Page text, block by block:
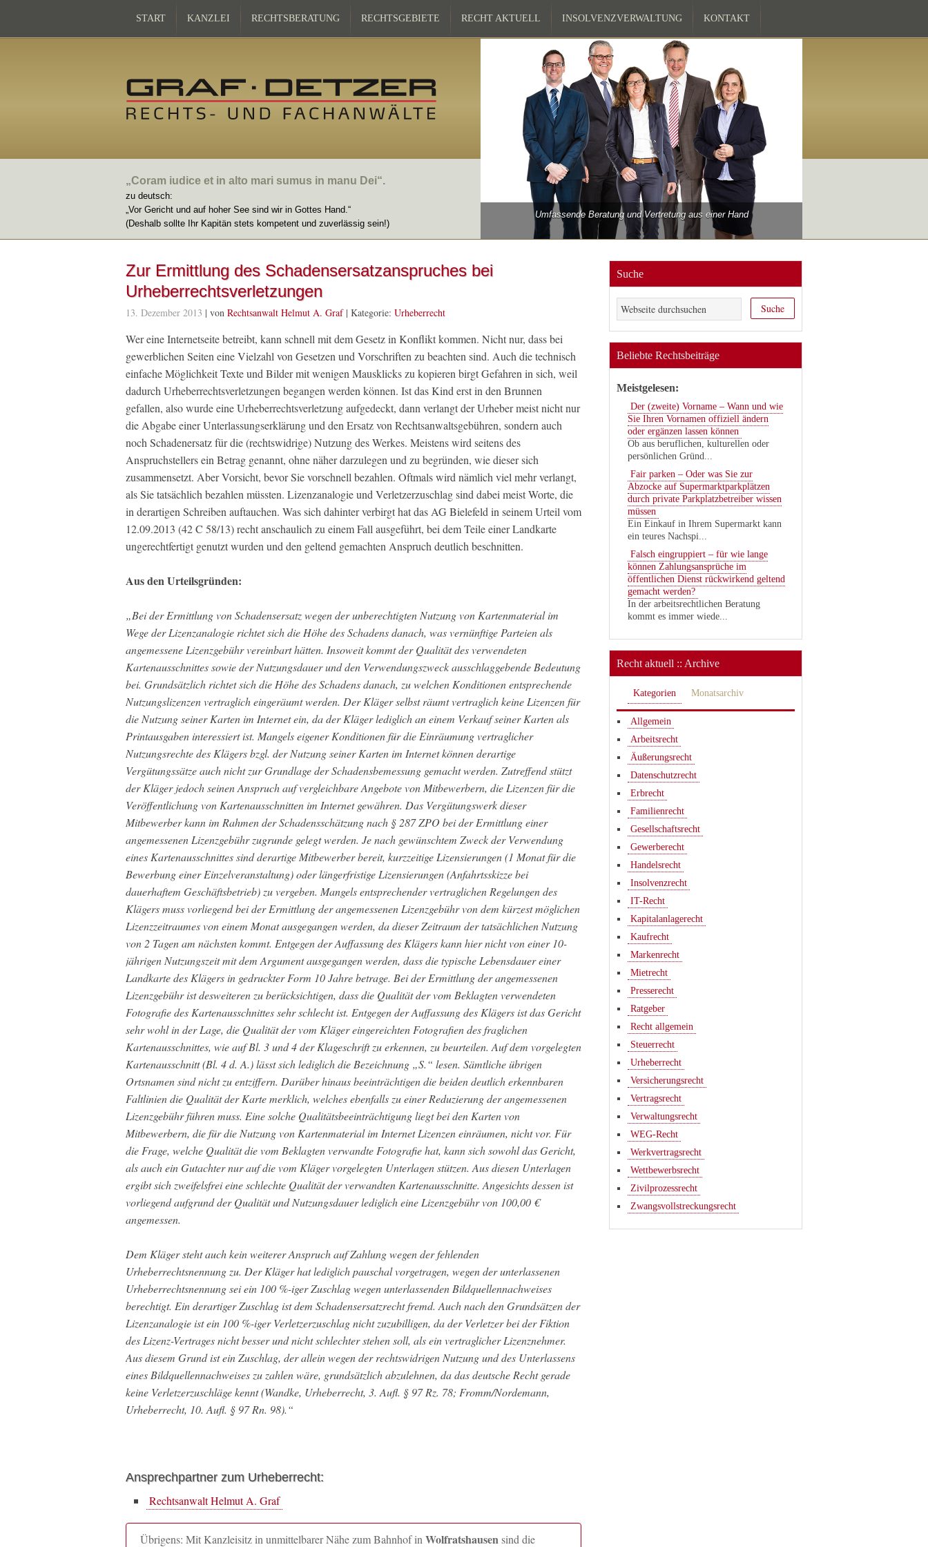
START KANZLEI RECHTSBERATUNG RECHTSGEBIETE RECHT AKTUELL INSOLVENZVERWALTUNG KONTAKT
„Coram iudice et in alto mari sumus in manu Dei“.
zu deutsch:
„Vor Gericht und auf hoher See sind wir in Gottes Hand.“
(Deshalb sollte Ihr Kapitän stets kompetent und zuverlässig sein!)
Umfassende Beratung und Vertretung aus einer Hand
Zur Ermittlung des Schadensersatzanspruches bei
Urheberrechtsverletzungen
13. Dezember 2013 | von Rechtsanwalt Helmut A. Graf| Kategorie: Urheberrecht
Wer eine Internetseite betreibt, kann schnell mit dem Gesetz in Konflikt kommen. Nicht nur, dass bei
gewerblichen Seiten eine Vielzahl von Gesetzen und Vorschriften zu beachten sind. Auch die technisch
einfache Möglichkeit Texte und Bilder mit wenigen Mausklicks zu kopieren birgt Gefahren in sich, weil
dadurch Urheberrechtsverletzungen begangen werden können. Ist das Kind erst in den Brunnen
gefallen, also wurde eine Urheberrechtsverletzung aufgedeckt, dann verlangt der Urheber meist nicht nur
die Abgabe einer Unterlassungserklärung und den Ersatz von Rechtsanwaltsgebühren, sondern auch
noch Schadenersatz für die (rechtswidrige) Nutzung des Werkes. Meistens wird seitens des
Anspruchstellers ein Betrag genannt, ohne näher darzulegen und zu begründen, wie dieser sich
zusammensetzt. Aber Vorsicht, bevor Sie vorschnell bezahlen. Oftmals wird nämlich viel mehr verlangt,
als Sie tatsächlich bezahlen müssten. Lizenzanalogie und Verletzerzuschlag sind dabei meist Worte, die
in derartigen Schreiben auftauchen. Was sich dahinter verbirgt hat das AG Bielefeld in seinem Urteil vom
12.09.2013 (42 C 58/13) recht anschaulich zu einem Fall ausgeführt, bei dem Teile einer Landkarte
ungerechtfertigt genutzt wurden und den geltend gemachten Anspruch deutlich beschnitten.
Aus den Urteilsgründen:
„Bei der Ermittlung von Schadensersatz wegen der unberechtigten Nutzung von Kartenmaterial im
Wege der Lizenzanalogie richtet sich die Höhe des Schadens danach, was vernünftige Parteien als
angemessene Lizenzgebühr vereinbart hätten. Insoweit kommt der Qualität des verwendeten
Kartenausschnittes sowie der Nutzungsdauer und den Verwendungszweck ausschlaggebende Bedeutung
bei. Grundsätzlich richtet sich die Höhe des Schadens danach, zu welchen Konditionen entsprechende
Nutzungslizenzen vertraglich eingeräumt werden. Der Kläger selbst räumt vertraglich keine Lizenzen für
die Nutzung seiner Karten im Internet ein, da der Kläger lediglich an einem Verkauf seiner Karten als
Printausgaben interessiert ist. Mangels eigener Konditionen für die Einräumung vertraglicher
Nutzungsrechte des Klägers bzgl. der Nutzung seiner Karten im Internet können derartige
Vergütungssätze auch nicht zur Grundlage der Schadensbemessung gemacht werden. Zutreffend stützt
der Kläger jedoch seinen Anspruch auf vergleichbare Angebote von Mitbewerbern, die Lizenzen für die
Veröffentlichung von Kartenausschnitten im Internet gewähren. Das Vergütungswerk dieser
Mitbewerber kann im Rahmen der Schadensschätzung nach § 287 ZPO bei der Ermittlung einer
angemessenen Lizenzgebühr zugrunde gelegt werden. Je nach gewünschtem Zweck der Verwendung
eines Kartenausschnittes sind derartige Mitbewerber bereit, kurzzeitige Lizensierungen (1 Monat für die
Bewerbung einer Einzelveranstaltung) oder längerfristige Lizensierungen (Anfahrtsskizze bei
dauerhaftem Geschäftsbetrieb) zu vergeben. Mangels entsprechender vertraglichen Regelungen des
Klägers muss vorliegend bei der Ermittlung der angemessenen Lizenzgebühr von dem kürzest möglichen
Lizenzzeitraumes von einem Monat ausgegangen werden, da dieser Zeitraum der tatsächlichen Nutzung
von 2 Tagen am nächsten kommt. Entgegen der Auffassung des Klägers kann hier nicht von einer 10-
jährigen Nutzungszeit mit dem Argument ausgegangen werden, dass die typische Lebensdauer einer
Landkarte des Klägers in gedruckter Form 10 Jahre betrage. Bei der Ermittlung der angemessenen
Lizenzgebühr ist desweiteren zu berücksichtigen, dass die Qualität der vom Beklagten verwendeten
Fotografie des Kartenausschnittes sehr schlecht ist. Entgegen der Auffassung des Klägers ist das Gericht
sehr wohl in der Lage, die Qualität der vom Kläger eingereichten Fotografien des fraglichen
Kartenausschnittes, wie auf Bl. 3 und 4 der Klageschrift zu erkennen, zu beurteilen. Auf dem vorgelegten
Kartenausschnitt (Bl. 4 d. A.) lässt sich lediglich die Bezeichnung „S.“ lesen. Sämtliche übrigen
Ortsnamen sind nicht zu entziffern. Darüber hinaus beeinträchtigen die beiden deutlich erkennbaren
Faltlinien die Qualität der Karte merklich, welches ebenfalls zu einer Reduzierung der angemessenen
Lizenzgebühr führen muss. Eine solche Qualitätsbeeinträchtigung liegt bei den Karten von
Mitbewerbern, die für die Nutzung von Kartenmaterial im Internet Lizenzen einräumen, nicht vor. Für
die Frage, welche Qualität die vom Beklagten verwandte Fotografie hat, kann sich sowohl das Gericht,
als auch ein Gutachter nur auf die vom Kläger vorgelegten Unterlagen stützen. Aus diesen Unterlagen
ergibt sich zweifelsfrei eine schlechte Qualität der verwandten Kartenausschnitte. Angesichts dessen ist
vorliegend aufgrund der Qualität und Nutzungsdauer lediglich eine Lizenzgebühr von 100,00 €
angemessen.
Dem Kläger steht auch kein weiterer Anspruch auf Zahlung wegen der fehlenden
Urheberrechtsnennung zu. Der Kläger hat lediglich pauschal vorgetragen, wegen der unterlassenen
Urheberrechtsnennung sei ein 100 %-iger Zuschlag wegen unterlassenden Bildquellennachweises
berechtigt. Ein derartiger Zuschlag ist dem Schadensersatzrecht fremd. Auch nach den Grundsätzen der
Lizenzanalogie ist ein 100 %-iger Verletzerzuschlag nicht zuzubilligen, da der Verletzer bei der Fiktion
des Lizenz-Vertrages nicht besser und nicht schlechter stehen soll, als ein vertraglicher Lizenznehmer.
Aus diesem Grund ist ein Zuschlag, der allein wegen der rechtswidrigen Nutzung und des Unterlassens
eines Bildquellennachweises zu zahlen wäre, grundsätzlich abzulehnen, da das deutsche Recht gerade
keine Verletzerzuschläge kennt (Wandke, Urheberrecht, 3. Aufl. § 97 Rz. 78; Fromm/Nordemann,
Urheberrecht, 10. Aufl. § 97 Rn. 98).“
Ansprechpartner zum Urheberrecht:
Rechtsanwalt Helmut A. Graf
Übrigens: Mit Kanzleisitz in unmittelbarer Nähe zum Bahnhof in Wolfratshausensind die
Suche
Beliebte Rechtsbeiträge
Meistgelesen:
Der (zweite) Vorname – Wann und wie
Sie Ihren Vornamen offiziell ändern
oder ergänzen lassen können
Ob aus beruflichen, kulturellen oder
persönlichen Gründ...
Fair parken – Oder was Sie zur
Abzocke auf Supermarktparkplätzen
durch private Parkplatzbetreiber wissen
müssen
Ein Einkauf in Ihrem Supermarkt kann
ein teures Nachspi...
Falsch eingruppiert – für wie lange
können Zahlungsansprüche im
öffentlichen Dienst rückwirkend geltend
gemacht werden?
In der arbeitsrechtlichen Beratung
kommt es immer wiede...
Recht aktuell :: Archive
Kategorien Monatsarchiv
Allgemein
Arbeitsrecht
Äußerungsrecht
Datenschutzrecht
Erbrecht
Familienrecht
Gesellschaftsrecht
Gewerberecht
Handelsrecht
Insolvenzrecht
IT-Recht
Kapitalanlagerecht
Kaufrecht
Markenrecht
Mietrecht
Presserecht
Ratgeber
Recht allgemein
Steuerrecht
Urheberrecht
Versicherungsrecht
Vertragsrecht
Verwaltungsrecht
WEG-Recht
Werkvertragsrecht
Wettbewerbsrecht
Zivilprozessrecht
Zwangsvollstreckungsrecht